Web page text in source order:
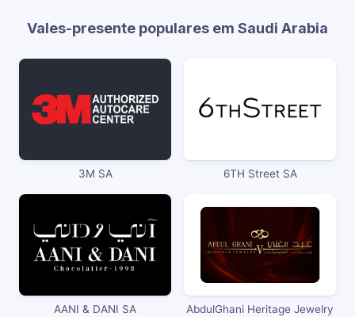
Vales-presente populares em Saudi Arabia
3M SA 6TH Street SA
AANI & DANI SA
AbdulGhani Heritage Jewelry